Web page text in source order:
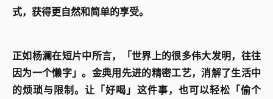
式，获得更自然和简单的享受。
正如杨澜在短片中所言，「世界上的很多伟大发明，往往
因为一个懒字」。金典用先进的精密工艺，消解了生活中
的烦琐与限制。让「好喝」这件事，也可以轻松「偷个